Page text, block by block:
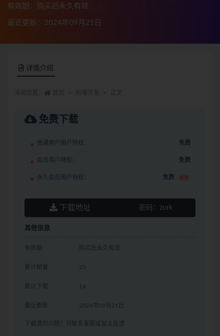
有效期：购买后永久有效
最近更新：2024年09月21日
详情介绍
免费下载
普通用户用户特权： 免费
会员用户特权： 免费
永久会员用户特权： 免费 推荐
下载地址 密码： zork
其他信息
有效期 购买后永久有效
累计销量 23
累计下载 14
最近更新 2024年09月21日
下载遇到问题？可联系客服或留言反馈